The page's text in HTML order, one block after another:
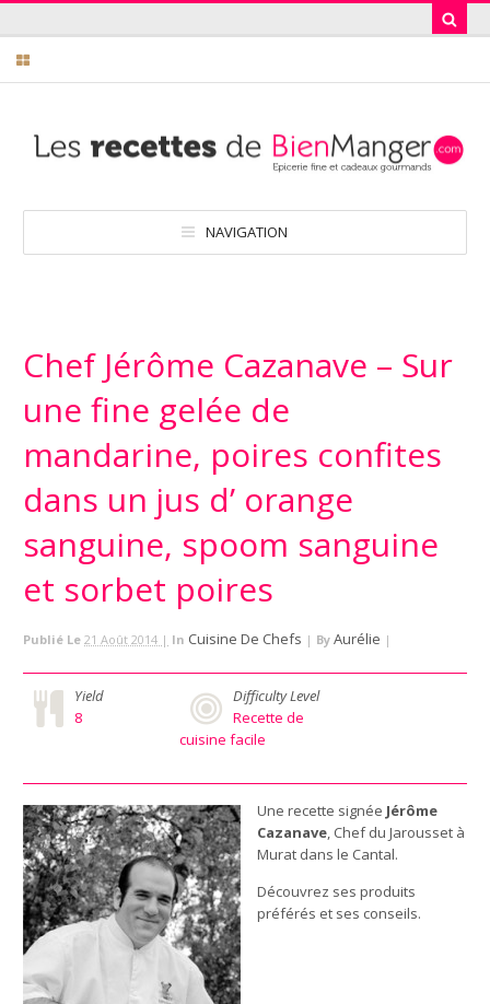
NAVIGATION
Chef Jérôme Cazanave – Sur
une fine gelée de
mandarine, poires confites
dans un jus d’ orange
sanguine, spoom sanguine
et sorbet poires
Publié Le 21 Août 2014 | In Cuisine De Chefs | By Aurélie |
Yield
8
Difficulty Level
Recette de
cuisine facile
Une recette signée Jérôme
Cazanave, Chef du Jarousset à
Murat dans le Cantal.
Découvrez ses produits
préférés et ses conseils.